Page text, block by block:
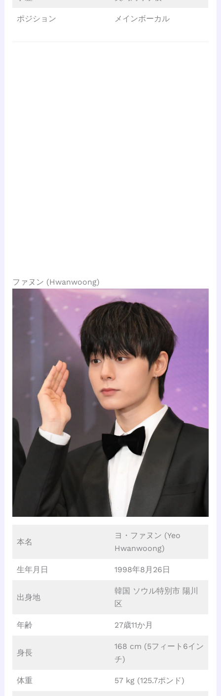
ポジション メインボーカル
ファヌン (Hwanwoong)
本名
ヨ・ファヌン (Yeo
Hwanwoong)
生年月日 1998年8月26日
出身地
韓国 ソウル特別市 陽川
区
年齢 27歳11か月
身長
168 cm (5フィート6イン
チ)
体重 57 kg (125.7ポンド)